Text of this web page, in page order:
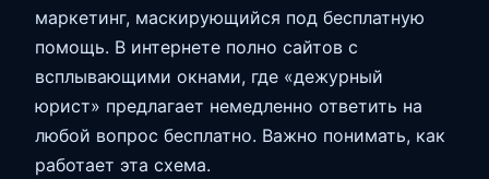
маркетинг, маскирующийся под бесплатную
помощь. В интернете полно сайтов с
всплывающими окнами, где «дежурный
юрист» предлагает немедленно ответить на
любой вопрос бесплатно. Важно понимать, как
работает эта схема.